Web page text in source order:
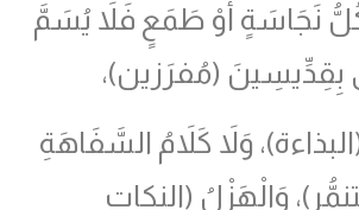
وَكُلُّ نَجَاسَةٍ أَوْ طَمَعٍ فَلاَ يُسَمَّ
بِقِدِّيسِينَ (مُفرَزين)،
البذاءة)، وَلاَ كَلاَمُ السَّفَاهَةِ
وَالْهَزْلُ (النكات